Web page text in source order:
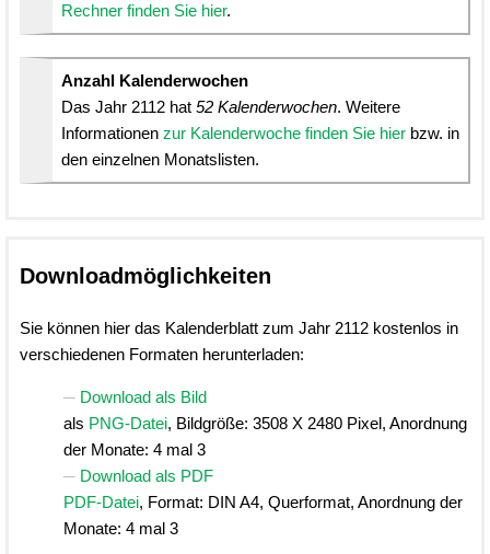
Rechner finden Sie hier.
Anzahl Kalenderwochen
Das Jahr 2112 hat 52 Kalenderwochen. Weitere
Informationen zur Kalenderwoche finden Sie hier bzw. in
den einzelnen Monatslisten.
Downloadmöglichkeiten
Sie können hier das Kalenderblatt zum Jahr 2112 kostenlos in
verschiedenen Formaten herunterladen:
Download als Bild
als PNG-Datei, Bildgröße: 3508 X 2480 Pixel, Anordnung
der Monate: 4 mal 3
Download als PDF
PDF-Datei, Format: DIN A4, Querformat, Anordnung der
Monate: 4 mal 3